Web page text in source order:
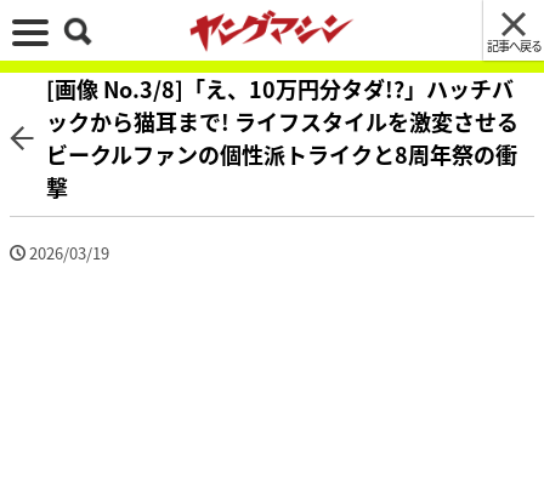
記事へ戻る
[画像 No.3/8]「え、10万円分タダ!?」ハッチバ
ックから猫耳まで! ライフスタイルを激変させる
ビークルファンの個性派トライクと8周年祭の衝
撃
2026/03/19